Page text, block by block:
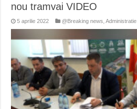
nou tramvai VIDEO
5 aprilie 2022 @Breaking news ,Administratie